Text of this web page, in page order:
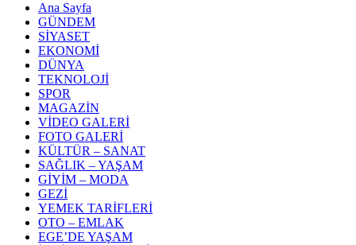
Ana Sayfa
GÜNDEM
SİYASET
EKONOMİ
DÜNYA
TEKNOLOJİ
SPOR
MAGAZİN
VİDEO GALERİ
FOTO GALERİ
KÜLTÜR – SANAT
SAĞLIK – YAŞAM
GİYİM – MODA
GEZİ
YEMEK TARİFLERİ
OTO – EMLAK
EGE’DE YAŞAM